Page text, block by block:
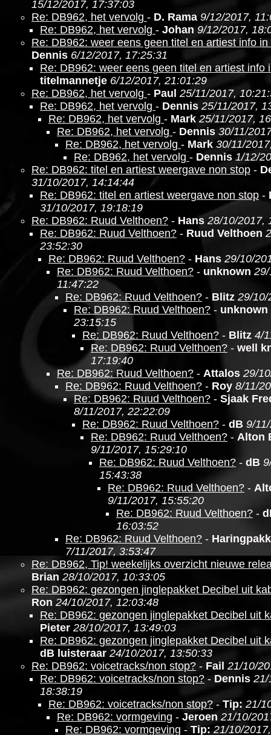
15/12/2017, 17:37:03
Re: DB962, het vervolg - D. Rama 9/12/2017,
Re: DB962, het vervolg - Johan 9/12/2017,
Re: DB962: weer eens geen titel en artiest info
Dennis 6/12/2017, 17:25:31
Re: DB962: weer eens geen titel en artiest info
titelmannetje 6/12/2017, 21:01:29
Re: DB962, het vervolg - Paul 25/11/2017,
Re: DB962, het vervolg - Dennis 25/11/2017,
Re: DB962, het vervolg - Mark 25/11/2017,
Re: DB962, het vervolg - Dennis 30/11/
Re: DB962, het vervolg - Mark 30/11/
Re: DB962, het vervolg - Dennis 1/12/
Re: DB962: titel en artiest weergave non stop -
31/10/2017, 14:14:44
Re: DB962: titel en artiest weergave non stop -
31/10/2017, 19:18:19
Re: DB962: Ruud Velthoen? - Hans 28/10/2017,
Re: DB962: Ruud Velthoen? - Ruud Velthoen
23:52:30
Re: DB962: Ruud Velthoen? - Hans 29/10/
Re: DB962: Ruud Velthoen? - unknown
11:47:22
Re: DB962: Ruud Velthoen? - Blitz 29/10/
Re: DB962: Ruud Velthoen? - unknown
23:15:15
Re: DB962: Ruud Velthoen? - Blitz 4/
Re: DB962: Ruud Velthoen? - well
17:19:40
Re: DB962: Ruud Velthoen? - Attalos 29/
Re: DB962: Ruud Velthoen? - Roy 8/11/
Re: DB962: Ruud Velthoen? - Sjaak
8/11/2017, 22:22:09
Re: DB962: Ruud Velthoen? - dB 9/
Re: DB962: Ruud Velthoen? - Alton
9/11/2017, 15:29:10
Re: DB962: Ruud Velthoen? - dB
15:43:38
Re: DB962: Ruud Velthoen? -
9/11/2017, 15:55:20
Re: DB962: Ruud Velthoen? -
16:03:52
Re: DB962: Ruud Velthoen? -
7/11/2017, 3:53:47
Re: DB962, Tip! weekelijks overzicht nieuwe
Brian 28/10/2017, 10:33:05
Re: DB962: gezongen jinglepakket Decibel uit
Ron 24/10/2017, 12:03:48
Re: DB962: gezongen jinglepakket Decibel uit
Pieter 28/10/2017, 13:49:03
Re: DB962: gezongen jinglepakket Decibel uit
dB luisteraar 24/10/2017, 13:50:33
Re: DB962: voicetracks/non stop? - Fail 21/10/
Re: DB962: voicetracks/non stop? - Dennis 21/
18:38:19
Re: DB962: voicetracks/non stop? - Tip: 21/
Re: DB962: vormgeving - Jeroen 21/10/
Re: DB962: vormgeving - Tip: 21/10/